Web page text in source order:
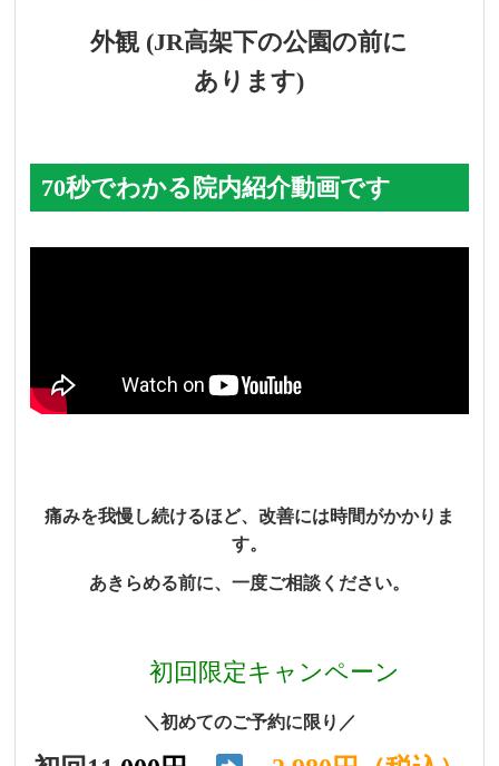
外観 (JR高架下の公園の前に
あります)
70秒でわかる院内紹介動画です
痛みを我慢し続けるほど、改善には時間がかかりま
す。
あきらめる前に、一度ご相談ください。
初回限定キャンペーン
＼初めてのご予約に限り／